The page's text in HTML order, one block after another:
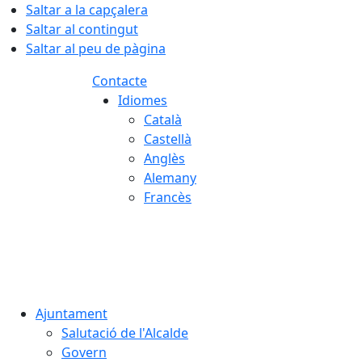
Saltar a la capçalera
Saltar al contingut
Saltar al peu de pàgina
Contacte
Idiomes
Català
Castellà
Anglès
Alemany
Francès
Ajuntament
Salutació de l'Alcalde
Govern